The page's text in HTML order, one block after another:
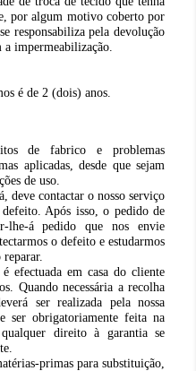
por algum motivo coberto por
responsabiliza pela devolução
a impermeabilização.
é de 2 (dois) anos.
de fabrico e problemas
aplicadas, desde que sejam
de uso.
deve contactar o nosso serviço
Após isso, o pedido de
lhe-á pedido que nos envie
o defeito e estudarmos
efectuada em casa do cliente
Quando necessária a recolha
ser realizada pela nossa
ser obrigatoriamente feita na
direito à garantia se
primas para substituição,